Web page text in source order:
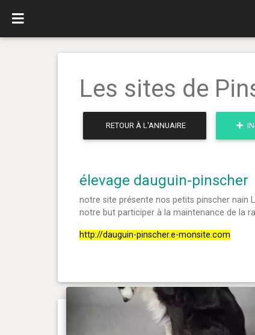
Les sites de
RETOUR À L'ANNUAIRE
élevage dauguin-pinscher
notre site présente nos petits pinscher nain
notre but participer à la maintenance de la
http://dauguin-pinscher.e-monsite.com